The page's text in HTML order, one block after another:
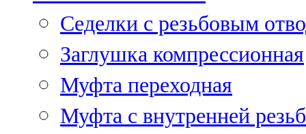
Седелки с резьбовым
Заглушка компрессионная
Муфта переходная
Муфта с внутренней